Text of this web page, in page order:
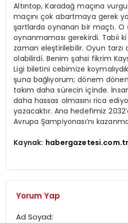
Altıntop, Karadağ maçına
maçını çok abartmaya gerek
şartlarda oynanan bir maçtı.
oynanmaması gerekirdi. Tabii
zaman eleştirilebilir. Oyun
olabilirdi. Benim şahsi fikrim
Ligi biletini cebimize
şuna bağlıyorum; dönem
takım daha sürecin içinde.
daha hassas olmasını rica
yazacaktır. Ana hedefimiz
Avrupa Şampiyonası’nı
Kaynak: habergazetesi.com.tr
Yorum Yap
Ad Soyad: